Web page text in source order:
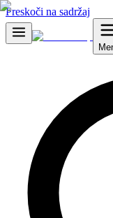
Preskoči na sadržaj